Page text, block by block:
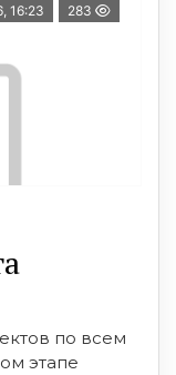
16:23 283
по всем
этапе